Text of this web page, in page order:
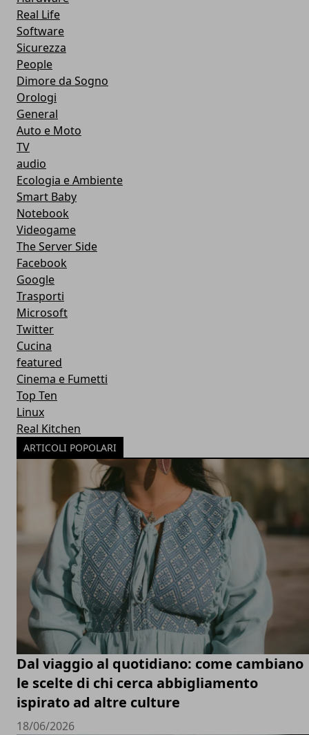
Real Life
Software
Sicurezza
People
Dimore da Sogno
Orologi
General
Auto e Moto
TV
audio
Ecologia e Ambiente
Smart Baby
Notebook
Videogame
The Server Side
Facebook
Google
Trasporti
Microsoft
Twitter
Cucina
featured
Cinema e Fumetti
Top Ten
Linux
Real Kitchen
ARTICOLI POPOLARI
Dal viaggio al quotidiano: come cambiano
le scelte di chi cerca abbigliamento
ispirato ad altre culture
18/06/2026